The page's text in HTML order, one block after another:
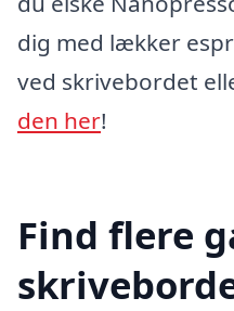
dig med lækker
ved skrivebordet
den her!
Find flere